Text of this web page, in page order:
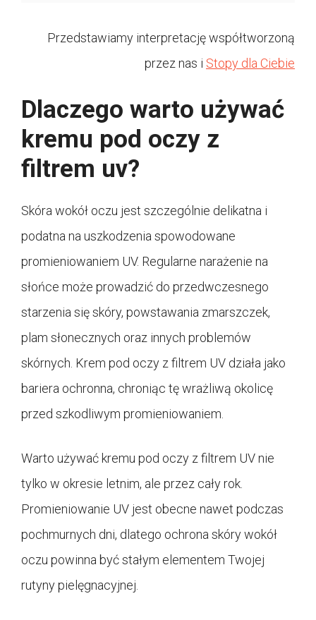
Przedstawiamy interpretację współtworzoną
przez nas i Stopy dla Ciebie
Dlaczego warto używać
kremu pod oczy z
filtrem uv?
Skóra wokół oczu jest szczególnie delikatna i
podatna na uszkodzenia spowodowane
promieniowaniem UV. Regularne narażenie na
słońce może prowadzić do przedwczesnego
starzenia się skóry, powstawania zmarszczek,
plam słonecznych oraz innych problemów
skórnych. Krem pod oczy z filtrem UV działa jako
bariera ochronna, chroniąc tę wrażliwą okolicę
przed szkodliwym promieniowaniem.
Warto używać kremu pod oczy z filtrem UV nie
tylko w okresie letnim, ale przez cały rok.
Promieniowanie UV jest obecne nawet podczas
pochmurnych dni, dlatego ochrona skóry wokół
oczu powinna być stałym elementem Twojej
rutyny pielęgnacyjnej.